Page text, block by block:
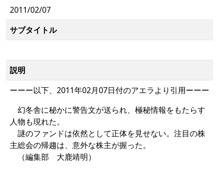
2011/02/07
サブタイトル
説明
ーーー以下、2011年02月07日付のアエラより引用ーーー
幻冬舎に秘かに警告文が送られ、極秘情報をもたらす
人物も現れた。
謎のファンドは依然として正体を見せない。注目の株
主総会の帰趨は、意外な株主が握った。
（編集部 大鹿靖明）